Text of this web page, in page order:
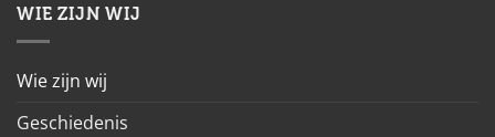
WIE ZIJN WIJ
Wie zijn wij
Geschiedenis